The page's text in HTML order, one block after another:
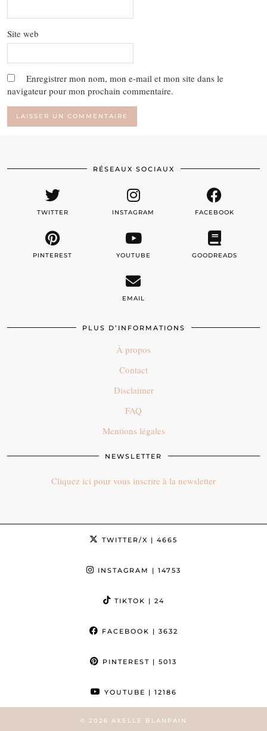
Site web
Enregistrer mon nom, mon e-mail et mon site dans le
navigateur pour mon prochain commentaire.
RÉSEAUX SOCIAUX
TWITTER INSTAGRAM FACEBOOK
PINTEREST YOUTUBE GOODREADS
EMAIL
PLUS D’INFORMATIONS
À propos
Contact
Disclaimer
FAQ
Mentions légales
NEWSLETTER
Cliquez ici pour vous inscrire à la newsletter
TWITTER/X | 4665
INSTAGRAM | 14753
TIKTOK | 24
FACEBOOK | 3632
PINTEREST | 5013
YOUTUBE | 12186
© 2026 AXELLE BLANPAIN